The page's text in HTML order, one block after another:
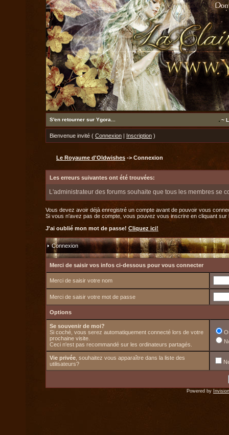
S'en retourner sur Ygora... ~
Bienvenue invité ( Connexion | Inscription )
Le Royaume d'Oldwishes -> Connexion
Les erreurs suivantes ont été trouvées:
L'administrateur des forums souhaite que tous les membres se
Vous devez avoir déjà enregistré un compte avant de pouvoir vous
Si vous n'avez pas de compte, vous pouvez vous inscrire en cliquant sur
J'ai oublié mon mot de passe! Cliquez ici!
Connexion
Merci de saisir vos infos ci-dessous pour vous connecter
Merci de saisir votre nom
Merci de saisir votre mot de passe
Options
Se souvenir de moi?
Si coché, vous serez automatiquement connecté lors de votre
prochaine visite.
Ceci n'est pas recommandé sur les ordinateurs partagés.
Vie privée , souhaitez vous apparaître dans la liste des
utilisateurs?
Powered by